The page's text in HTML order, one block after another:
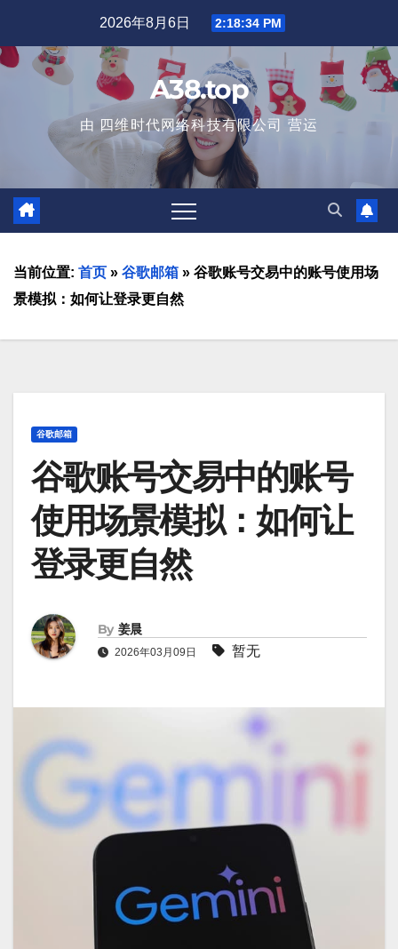
2026年8月6日 2:18:35 PM
A38.top
由 四维时代网络科技有限公司 营运
当前位置: 首页 » 谷歌邮箱 » 谷歌账号交易中的账号使用场
景模拟：如何让登录更自然
谷歌邮箱
谷歌账号交易中的账号
使用场景模拟：如何让
登录更自然
By 姜晨
2026年03月09日 暂无